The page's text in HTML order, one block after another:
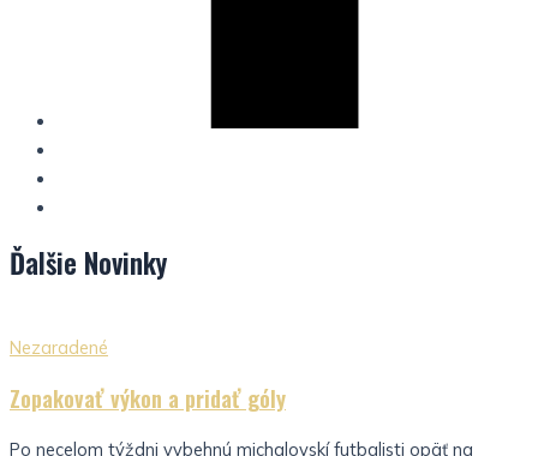
Ďalšie Novinky
Nezaradené
Zopakovať výkon a pridať góly
Po necelom týždni vybehnú michalovskí futbalisti opäť na